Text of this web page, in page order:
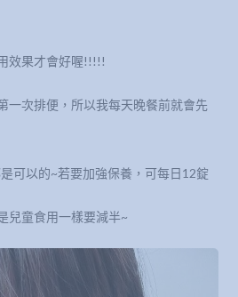
效果才會好喔!!!!!
一次排便，所以我每天晚餐前就會先
可以的~若要加強保養，可每日12錠
兒童食用一樣要減半~